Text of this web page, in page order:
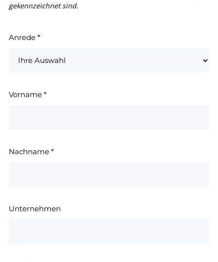
gekennzeichnet sind.
Anrede *
Vorname *
Nachname *
Unternehmen